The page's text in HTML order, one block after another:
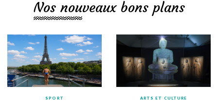
Nos nouveaux bons plans
SPORT ARTS ET CULTURE